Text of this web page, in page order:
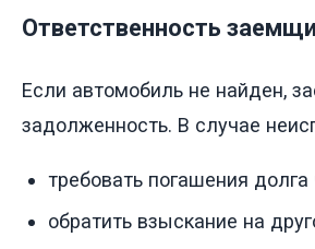
Ответственность
Если автомобиль не найден,
задолженность. В случае
требовать погашения долга
обратить взыскание на